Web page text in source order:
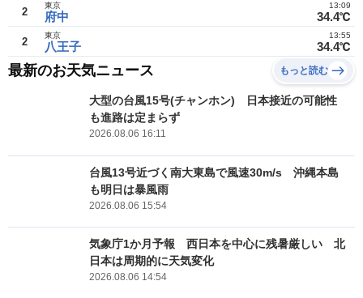
2 府中
東京
34.4℃
13:09
2 八王子
東京
34.4℃
13:55
最新のお天気ニュース もっと読む
大型の台風15号(チャンホン) 日本接近の可能性
も進路は定まらず
2026.08.06 16:11
台風13号近づく南大東島で風速30m/s 沖縄本島
も明日は暴風雨
2026.08.06 15:54
気象庁1か月予報 西日本を中心に残暑厳しい 北
日本は周期的に天気変化
2026.08.06 14:54